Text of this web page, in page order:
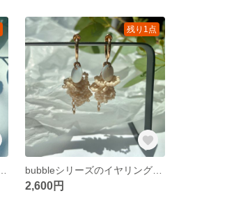
残り1点
2,600円